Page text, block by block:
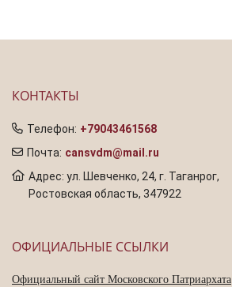
КОНТАКТЫ
Телефон: +79043461568
Почта: cansvdm@mail.ru
Адрес: ул. Шевченко, 24, г. Таганрог,
Ростовская область, 347922
ОФИЦИАЛЬНЫЕ ССЫЛКИ
Официальный сайт Московского Патриархата